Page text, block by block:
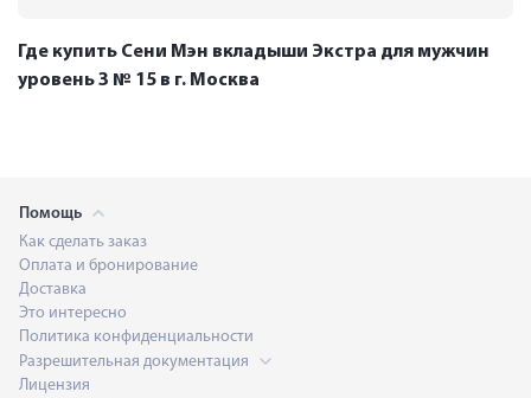
Где купить Сени Мэн вкладыши Экстра для мужчин
уровень 3 № 15 в г. Москва
Помощь
Как сделать заказ
Оплата и бронирование
Доставка
Это интересно
Политика конфиденциальности
Разрешительная документация
Лицензия